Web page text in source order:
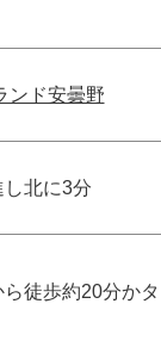
ンド安曇野
北に3分
徒歩約20分か